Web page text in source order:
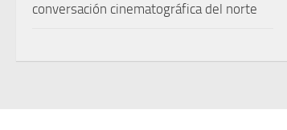
conversación cinematográfica del norte